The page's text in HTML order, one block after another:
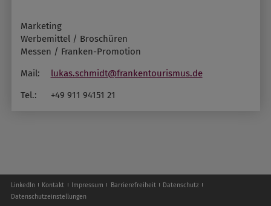
Marketing
Werbemittel / Broschüren
Messen / Franken-Promotion
Mail:
lukas.schmidt@frankentourismus.de
Tel.:
+49 911 94151 21
LinkedIn Kontakt Impressum Barrierefreiheit
Datenschutz
Datenschutzeinstellungen